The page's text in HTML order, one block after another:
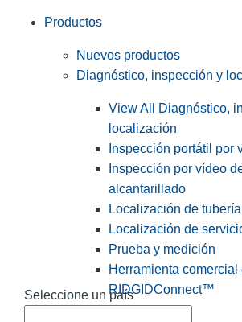
Seleccione un país
Productos
Nuevos productos
Diagnóstico, inspección y
View All Diagnóstico,
localización
Inspección portátil por
Inspección por vídeo
alcantarillado
Localización de
Localización de
Prueba y medición
Herramienta comercial
RIDGIDConnect™